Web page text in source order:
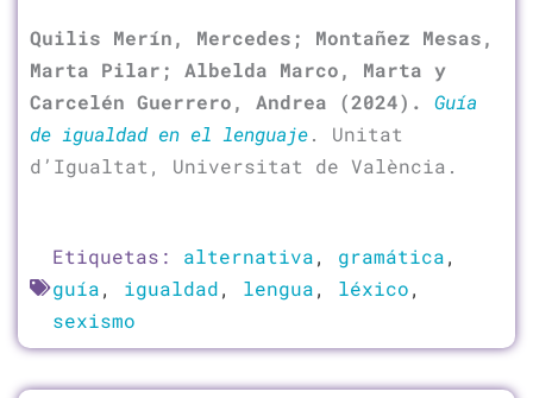
Quilis Merín, Mercedes; Montañez Mesas,
Marta Pilar; Albelda Marco, Marta y
Carcelén Guerrero, Andrea (2024). Guía
de igualdad en el lenguaje. Unitat
d’Igualtat, Universitat de València.
Etiquetas: alternativa, gramática,
guía, igualdad, lengua, léxico,
sexismo